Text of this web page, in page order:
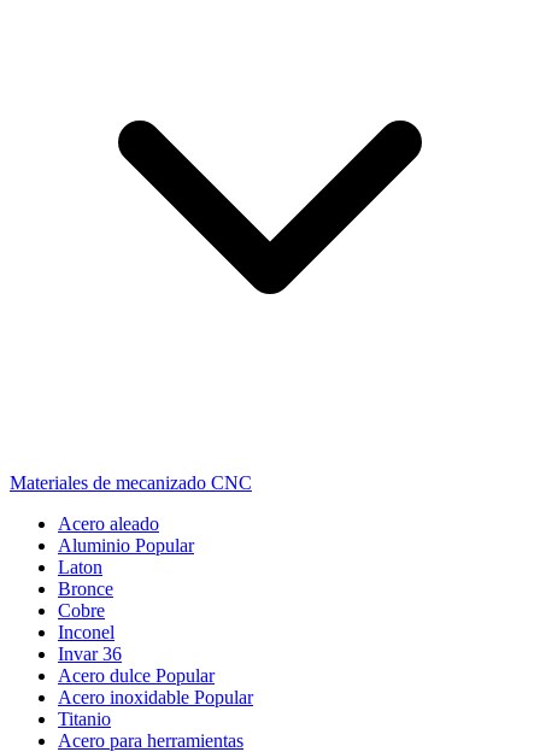
Materiales de mecanizado CNC
Acero aleado
Aluminio Popular
Laton
Bronce
Cobre
Inconel
Invar 36
Acero dulce Popular
Acero inoxidable Popular
Titanio
Acero para herramientas